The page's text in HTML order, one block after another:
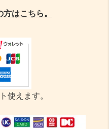
はこちら。
使えます。